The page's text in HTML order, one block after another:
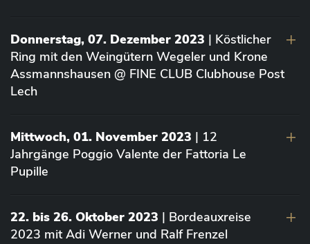
Donnerstag, 07. Dezember 2023 | Köstlicher
Ring mit den Weingütern Wegeler und Krone
Assmannshausen @ FINE CLUB Clubhouse Post
Lech
Mittwoch, 01. November 2023 | 12
Jahrgänge Poggio Valente der Fattoria Le
Pupille
22. bis 26. Oktober 2023 | Bordeauxreise
2023 mit Adi Werner und Ralf Frenzel